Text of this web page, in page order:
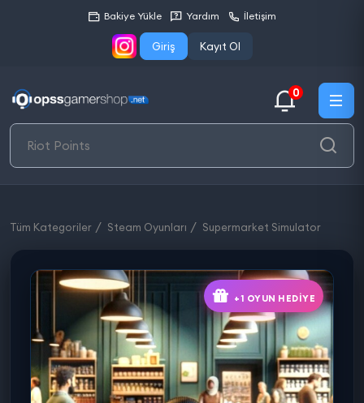
Bakiye Yükle Yardım İletişim
Giriş Kayıt Ol
0
Tüm Kategoriler Steam Oyunları Supermarket Simulator
+1 OYUN HEDIYE